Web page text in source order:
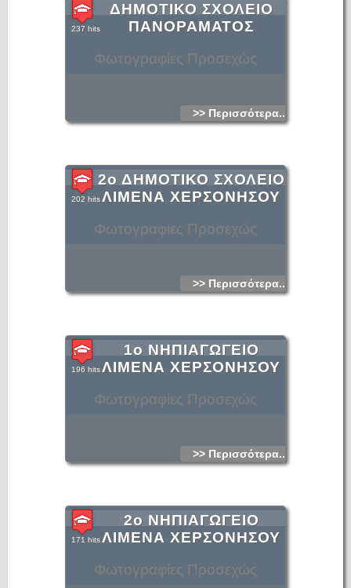
Φωτογραφίες Προσεχώς
ΔΗΜΟΤΙΚΟ ΣΧΟΛΕΙΟ
ΠΑΝΟΡΑΜΑΤΟΣ
237 hits
>> Περισσότερα...
Φωτογραφίες Προσεχώς
2ο ΔΗΜΟΤΙΚΟ ΣΧΟΛΕΙΟ
ΛΙΜΕΝΑ ΧΕΡΣΟΝΗΣΟΥ
202 hits
>> Περισσότερα...
Φωτογραφίες Προσεχώς
1ο ΝΗΠΙΑΓΩΓΕΙΟ
ΛΙΜΕΝΑ ΧΕΡΣΟΝΗΣΟΥ
196 hits
>> Περισσότερα...
Φωτογραφίες Προσεχώς
2ο ΝΗΠΙΑΓΩΓΕΙΟ
ΛΙΜΕΝΑ ΧΕΡΣΟΝΗΣΟΥ
171 hits